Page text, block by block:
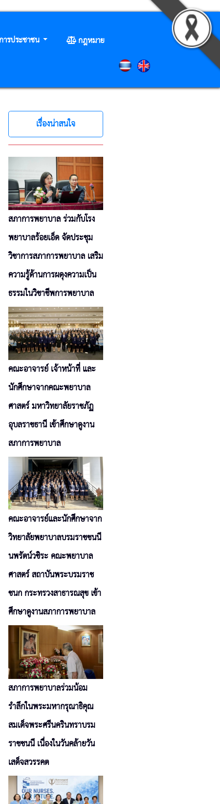
ารประชาชน
กฎหมาย
เรื่องน่าสนใจ
สภาการพยาบาล ร่วมกับโรง
พยาบาลร้อยเอ็ด จัดประชุม
วิชาการสภาการพยาบาล เสริม
ความรู้ด้านการผดุงความเป็น
ธรรมในวิชาชีพการพยาบาล
คณะอาจารย์ เจ้าหน้าที่ และ
นักศึกษาจากคณะพยาบาล
ศาสตร์ มหาวิทยาลัยราชภัฏ
อุบลราชธานี เข้าศึกษาดูงาน
สภาการพยาบาล
คณะอาจารย์และนักศึกษาจาก
วิทยาลัยพยาบาลบรมราชชนนี
นพรัตน์วชิระ คณะพยาบาล
ศาสตร์ สถาบันพระบรมราช
ชนก กระทรวงสาธารณสุข เข้า
ศึกษาดูงานสภาการพยาบาล
สภาการพยาบาลร่วมน้อม
รำลึกในพระมหากรุณาธิคุณ
สมเด็จพระศรีนครินทราบรม
ราชชนนี เนื่องในวันคล้ายวัน
เสด็จสวรรคต